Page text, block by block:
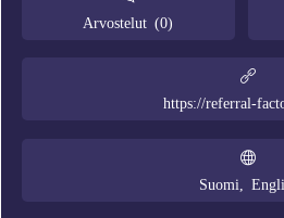
Arvostelut (0)
https://referral-
Suomi,